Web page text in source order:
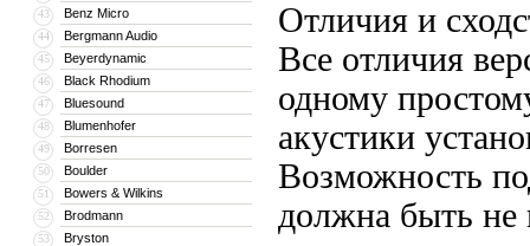
43 Benz Micro
44 Bergmann Audio
45 Beyerdynamic
46 Black Rhodium
47 Bluesound
48 Blumenhofer
49 Borresen
50 Boulder
51 Bowers & Wilkins
52 Brodmann
53 Bryston
Отличия и
Все отличия
одному
акустики
Возможность
должна быть не